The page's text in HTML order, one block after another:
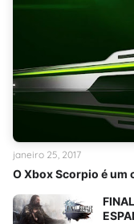
O Xbox Scorpio é um
janeiro 25, 2017